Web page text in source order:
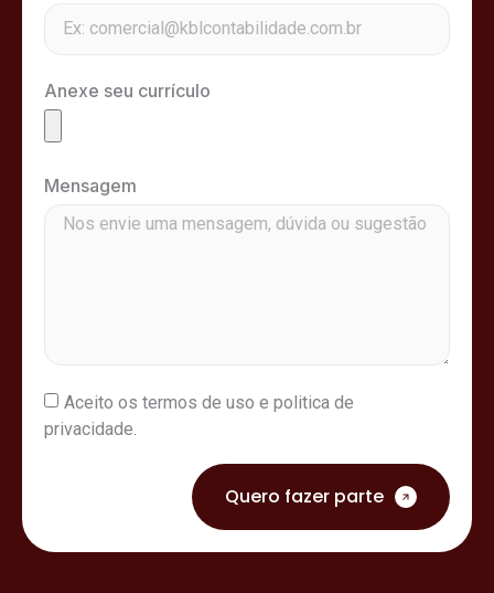
Anexe seu currículo
Mensagem
Aceito os termos de uso e politica de
privacidade.
Quero fazer parte